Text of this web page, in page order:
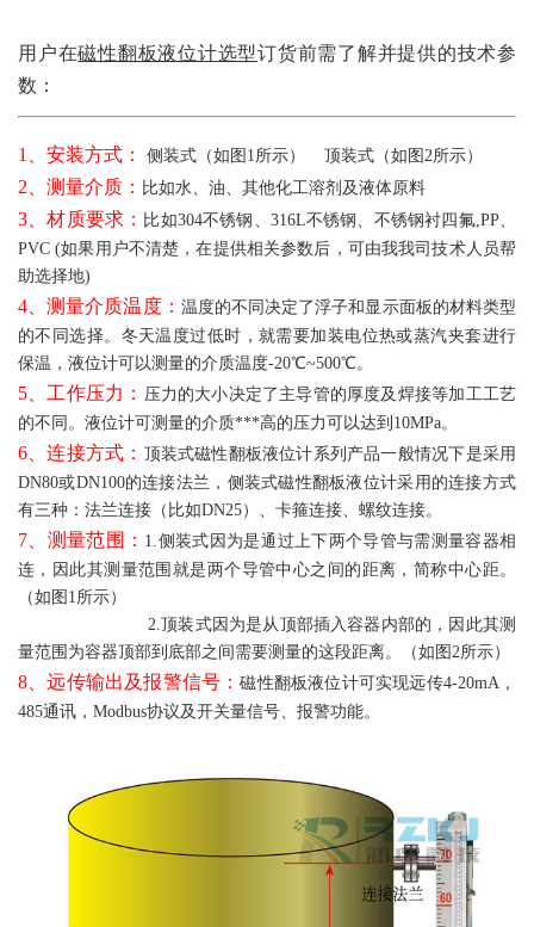
用户在磁性翻板液位计选型订货前需了解并提供的技术参
数：
1、安装方式： 侧装式（如图1所示） 顶装式（如图2所示）
2、测量介质： 比如水、油、其他化工溶剂及液体原料
3、材质要求： 比如304不锈钢、316L不锈钢、不锈钢衬四氟,PP、
PVC (如果用户不清楚，在提供相关参数后，可由我我司技术人员帮
助选择地)
4、测量介质温度： 温度的不同决定了浮子和显示面板的材料类型
的不同选择。冬天温度过低时，就需要加装电位热或蒸汽夹套进行
保温，液位计可以测量的介质温度-20℃~500℃。
5、工作压力： 压力的大小决定了主导管的厚度及焊接等加工工艺
的不同。液位计可测量的介质***高的压力可以达到10MPa。
6、连接方式： 顶装式磁性翻板液位计系列产品一般情况下是采用
DN80或DN100的连接法兰，侧装式磁性翻板液位计采用的连接方式
有三种：法兰连接（比如DN25）、卡箍连接、螺纹连接。
7、测量范围： 1.侧装式因为是通过上下两个导管与需测量容器相
连，因此其测量范围就是两个导管中心之间的距离，简称中心距。
（如图1所示）
2.顶装式因为是从顶部插入容器内部的，因此其测
量范围为容器顶部到底部之间需要测量的这段距离。（如图2所示）
8、远传输出及报警信号：磁性翻板液位计可实现远传4-20mA，
485通讯， Modbus协议及开关量信号、报警功能。